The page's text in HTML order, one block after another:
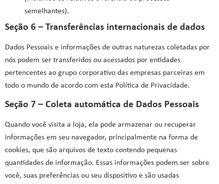
semelhantes).
Seção 6 – Transferências internacionais de dados
Dados Pessoais e informações de outras naturezas coletadas por
nós podem ser transferidos ou acessados por entidades
pertencentes ao grupo corporativo das empresas parceiras em
todo o mundo de acordo com esta Política de Privacidade.
Seção 7 – Coleta automática de Dados Pessoais
Quando você visita a loja, ela pode armazenar ou recuperar
informações em seu navegador, principalmente na forma de
cookies, que são arquivos de texto contendo pequenas
quantidades de informação. Essas informações podem ser sobre
você, suas preferências ou seu dispositivo e são usadas